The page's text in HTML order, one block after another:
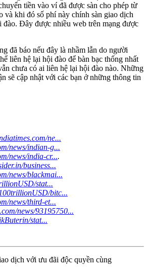
tiền vào ví đã được sàn cho phép từ
và khi đó số phí này chính sàn giao dịch
đào. Đây được nhiều web trên mạng được
đã báo nếu đây là nhầm lẫn do người
liên hệ lại hội đào để bàn bạc thống nhất
chưa có ai liên hệ lại hội đào nào. Những
sẽ cập nhật với các bạn ở những thông tin
ne...
news/indian-g...
news/india-cr....
business...
news/blackmai...
stat...
bitc...
news/third-et...
news/93195750...
stat...
dịch với ưu đãi độc quyền cùng